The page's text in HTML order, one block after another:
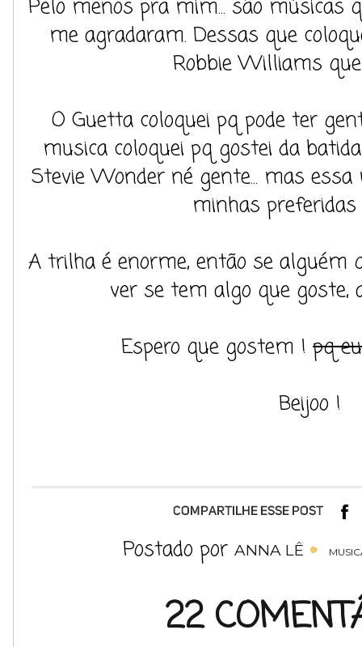
Pelo menos pra mim... são músicas
me agradaram. Dessas que
Robbie Williams
O Guetta coloquei pq pode ter
musica coloquei pq gostei da
Stevie Wonder né gente... mas
minhas preferidas
A trilha é enorme, então se alguém
ver se tem algo que
Espero que gostem ! pq
Beijoo !
Postado por ANNA LÊ
22